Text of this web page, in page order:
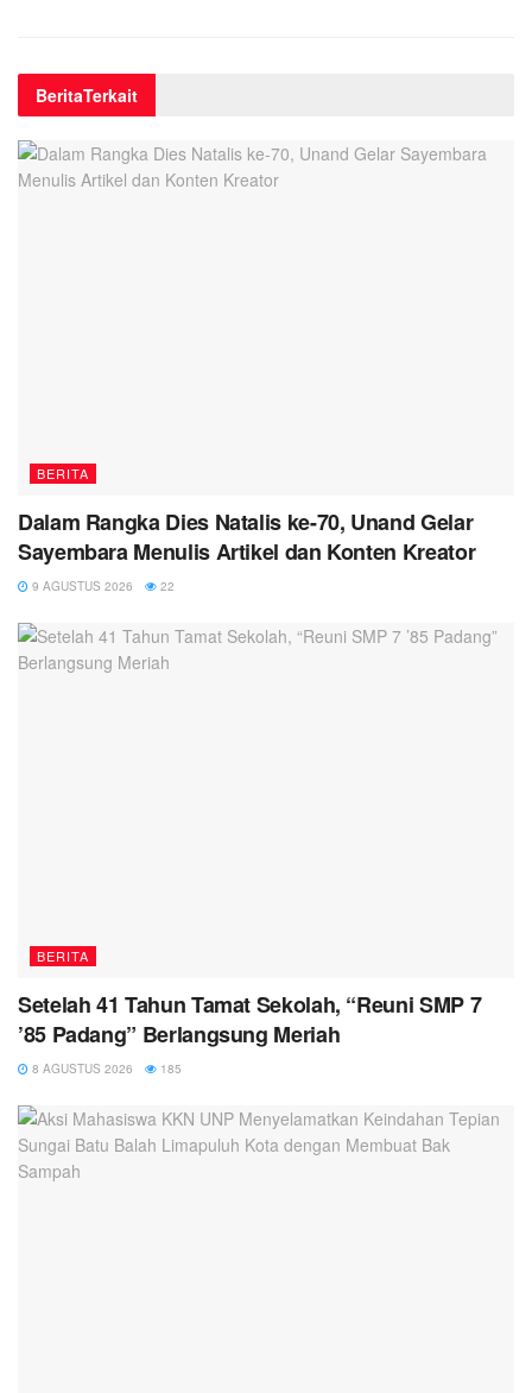
BeritaTerkait
BERITA
Dalam Rangka Dies Natalis ke-70, Unand Gelar
Sayembara Menulis Artikel dan Konten Kreator
9 AGUSTUS 2026 22
BERITA
Setelah 41 Tahun Tamat Sekolah, “Reuni SMP 7
’85 Padang” Berlangsung Meriah
8 AGUSTUS 2026 185